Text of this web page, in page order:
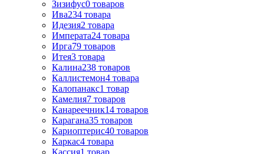
Зизифус0 товаров
Ива234 товара
Идезия2 товара
Императа24 товара
Ирга79 товаров
Итея3 товара
Калина238 товаров
Каллистемон4 товара
Калопанакс1 товар
Камелия7 товаров
Канареечник14 товаров
Карагана35 товаров
Кариоптерис40 товаров
Каркас4 товара
Кассия1 товар